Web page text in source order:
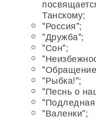
Танскому;
"Россия";
"Дружба";
"Сон";
"Рыбка!";
"Песнь о
"Валенки";